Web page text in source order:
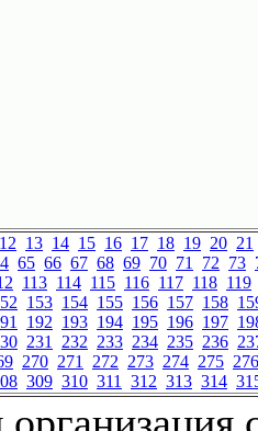
12 13 14 15 16 17 18 19 20 21
65 66 67 68 69 70 71 72 73
113 114 115 116 117 118 119
153 154 155 156 157 158
192 193 194 195 196 197
231 232 233 234 235 236
270 271 272 273 274 275 276
309 310 311 312 313 314